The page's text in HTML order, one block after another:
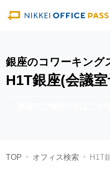
銀座のコワーキング
H1T銀座(会議
TOP オフィス検索 H1T